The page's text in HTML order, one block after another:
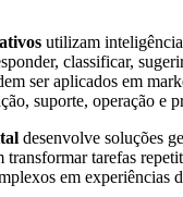
utilizam
classificar,
ser aplicados em
suporte, operação e
desenvolve soluções
transformar tarefas
em experiências